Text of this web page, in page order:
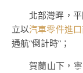
北部灣畔，
立以汽車零件進
通航“倒計時”；
賀蘭山下，